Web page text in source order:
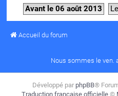
Avant le 06 août 2013
Accueil du forum
Nous sommes le ven.
Développé par phpBB®
Traduction française officielle©